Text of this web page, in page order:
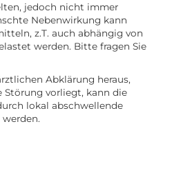
jedoch nicht immer
Nebenwirkung kann
z.T. auch abhängig von
werden. Bitte fragen Sie
Abklärung heraus,
Störung vorliegt, kann die
lokal abschwellende